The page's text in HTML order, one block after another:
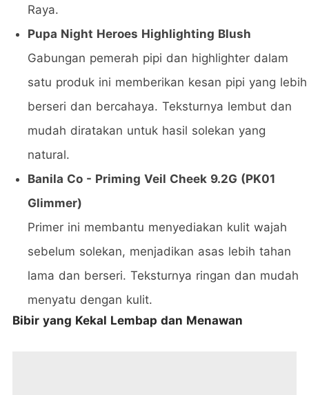
Raya.
Pupa Night Heroes Highlighting Blush
Gabungan pemerah pipi dan highlighter dalam
satu produk ini memberikan kesan pipi yang lebih
berseri dan bercahaya. Teksturnya lembut dan
mudah diratakan untuk hasil solekan yang
natural.
Banila Co - Priming Veil Cheek 9.2G (PK01
Glimmer)
Primer ini membantu menyediakan kulit wajah
sebelum solekan, menjadikan asas lebih tahan
lama dan berseri. Teksturnya ringan dan mudah
menyatu dengan kulit.
Bibir yang Kekal Lembap dan Menawan